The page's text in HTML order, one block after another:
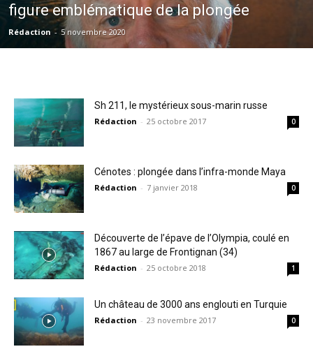
figure emblématique de la plongée
Rédaction - 5 novembre 2020
Sh 211, le mystérieux sous-marin russe
Rédaction - 25 octobre 2017 0
Cénotes : plongée dans l’infra-monde Maya
Rédaction - 7 janvier 2018 0
Découverte de l’épave de l’Olympia, coulé en
1867 au large de Frontignan (34)
Rédaction - 25 octobre 2018 1
Un château de 3000 ans englouti en Turquie
Rédaction - 23 novembre 2017 0